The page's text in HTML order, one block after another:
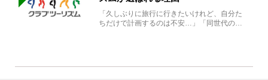
「久しぶりに旅行に行きたいけれど、自分た
ちだけで計画するのは不安…」「同世代の方